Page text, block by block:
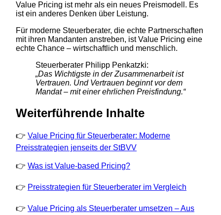
Value Pricing ist mehr als ein neues Preismodell. Es
ist ein anderes Denken über Leistung.
Für moderne Steuerberater, die echte Partnerschaften
mit ihren Mandanten anstreben, ist Value Pricing eine
echte Chance – wirtschaftlich und menschlich.
Steuerberater Philipp Penkatzki:
„Das Wichtigste in der Zusammenarbeit ist
Vertrauen. Und Vertrauen beginnt vor dem
Mandat – mit einer ehrlichen Preisfindung.“
Weiterführende Inhalte
👉 Value Pricing für Steuerberater: Moderne
Preisstrategien jenseits der StBVV
👉 Was ist Value-based Pricing?
👉 Preisstrategien für Steuerberater im Vergleich
👉 Value Pricing als Steuerberater umsetzen – Aus